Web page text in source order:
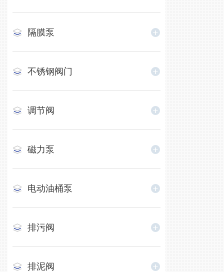
隔膜泵
不锈钢阀门
调节阀
磁力泵
电动油桶泵
排污阀
排泥阀